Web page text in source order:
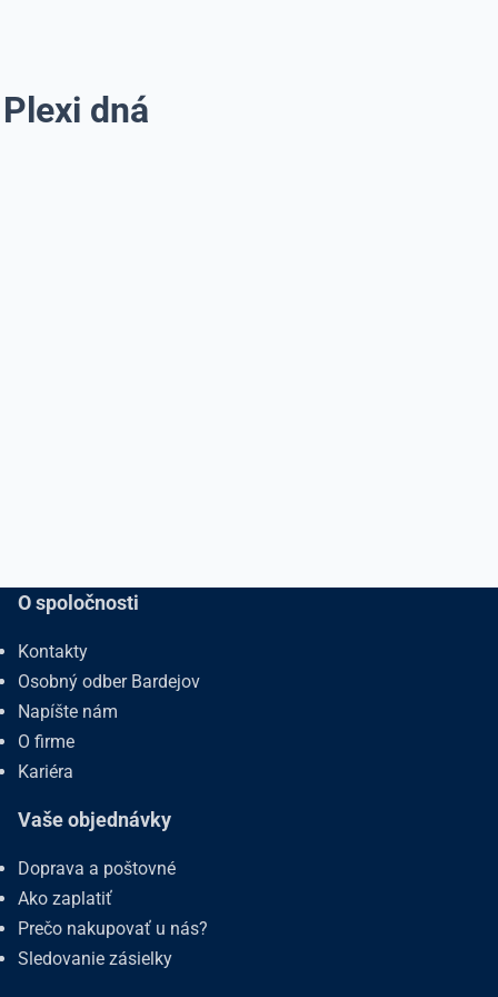
Plexi dná
O spoločnosti
Kontakty
Osobný odber Bardejov
Napíšte nám
O firme
Kariéra
Vaše objednávky
Doprava a poštovné
Ako zaplatiť
Prečo nakupovať u nás?
Sledovanie zásielky